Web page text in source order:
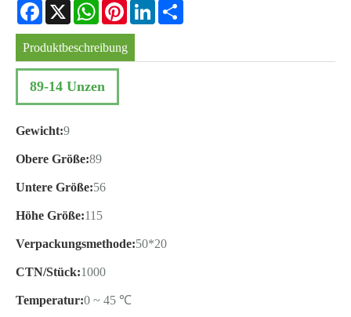
Facebook
X WhatsAppPinterestLinkedIn
Produktbeschreibung
89-14 Unzen
Gewicht:9
Obere Größe:89
Untere Größe:56
Höhe Größe:115
Verpackungsmethode:50*20
CTN/Stück:1000
Temperatur:0 ~ 45 ℃